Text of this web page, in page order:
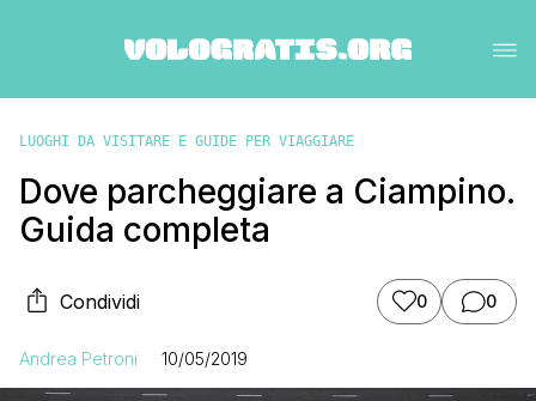
LUOGHI DA VISITARE E GUIDE PER VIAGGIARE
Dove parcheggiare a Ciampino.
Guida completa
Condividi 0 0
Andrea Petroni 10/05/2019